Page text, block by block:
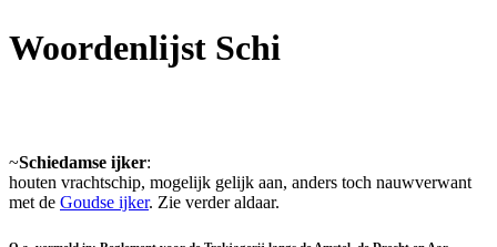
Woordenlijst Schi
~Schiedamse ijker:
houten vrachtschip, mogelijk gelijk aan, anders toch nauwverwant
met de Goudse ijker. Zie verder aldaar.